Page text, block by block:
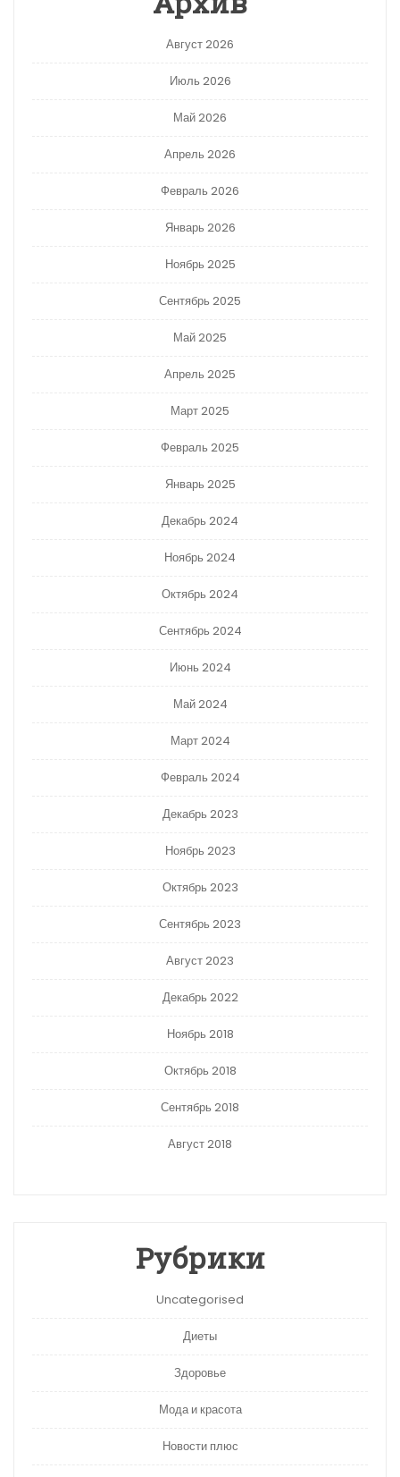
Август 2026
Июль 2026
Май 2026
Апрель 2026
Февраль 2026
Январь 2026
Ноябрь 2025
Сентябрь 2025
Май 2025
Апрель 2025
Март 2025
Февраль 2025
Январь 2025
Декабрь 2024
Ноябрь 2024
Октябрь 2024
Сентябрь 2024
Июнь 2024
Май 2024
Март 2024
Февраль 2024
Декабрь 2023
Ноябрь 2023
Октябрь 2023
Сентябрь 2023
Август 2023
Декабрь 2022
Ноябрь 2018
Октябрь 2018
Сентябрь 2018
Август 2018
Рубрики
Uncategorised
Диеты
Здоровье
Мода и красота
Новости плюс